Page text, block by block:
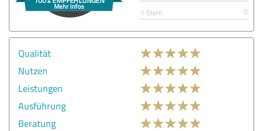
1 Stern
0
Qualität
Nutzen
Leistungen
Ausführung
Beratung